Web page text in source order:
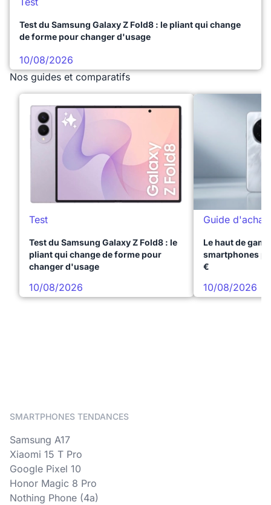
Test du Samsung Galaxy Z Fold8 : le pliant qui change
de forme pour changer d'usage
10/08/2026
Nos guides et comparatifs
Test
Test du Samsung Galaxy Z Fold8 : le
pliant qui change de forme pour
changer d'usage
10/08/2026
Guide d'achat
Le haut de
smartphones
€
10/08/2026
SMARTPHONES TENDANCES
Samsung A17
Xiaomi 15 T Pro
Google Pixel 10
Honor Magic 8 Pro
Nothing Phone (4a)